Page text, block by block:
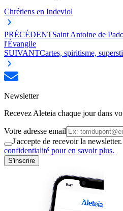
Chrétiens en Indeviol
PRÉCÉDENTSaint Antoine de
l'Évangile
SUIVANTCartes, spiritisme,
Newsletter
Recevez Aleteia chaque jour dans
Votre adresse email
J'accepte de recevoir la
confidentialité pour en savoir plus.
S'inscrire